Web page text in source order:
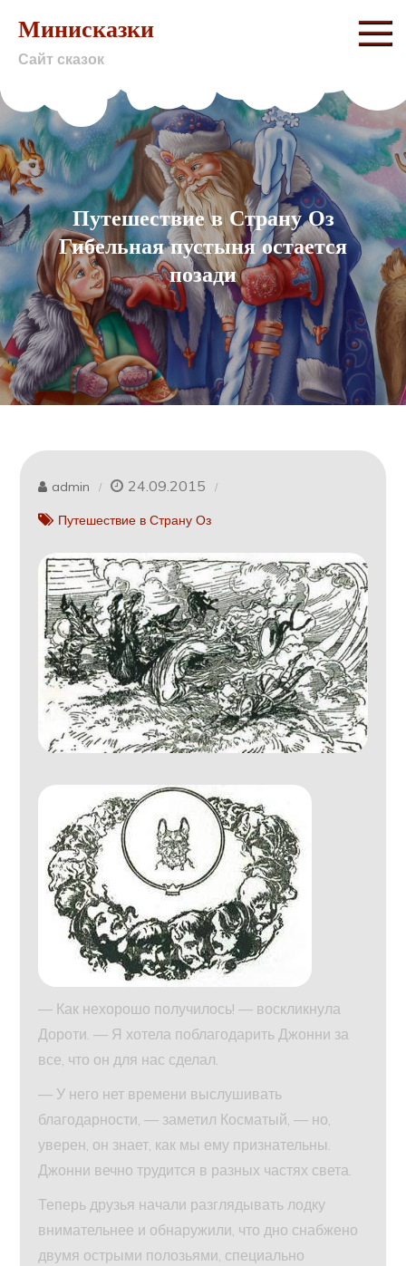
content
Минисказки
Сайт сказок
Путешествие в Страну Оз
Гибельная пустыня остается
позади
admin 24.09.2015
Путешествие в Страну Оз
— Как нехорошо получилось! — воскликнула
Дороти. — Я хотела поблагодарить Джонни за
все, что он для нас сделал.
— У него нет времени выслушивать
благодарности, — заметил Косматый, — но,
уверен, он знает, как мы ему признательны.
Джонни вечно трудится в разных частях света.
Теперь друзья начали разглядывать лодку
внимательнее и обнаружили, что дно снабжено
двумя острыми полозьями, специально